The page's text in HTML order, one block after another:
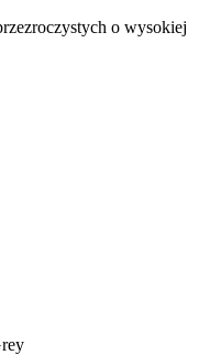
o wysokiej